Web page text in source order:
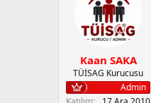
l
a
g
ç
t
a
r
Kaan SAKA
TÜİSAG Kurucusu
Admin